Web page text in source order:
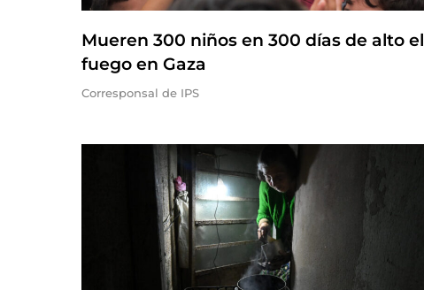
Mueren 300 niños en 300 días de alto el
fuego en Gaza
Corresponsal de IPS